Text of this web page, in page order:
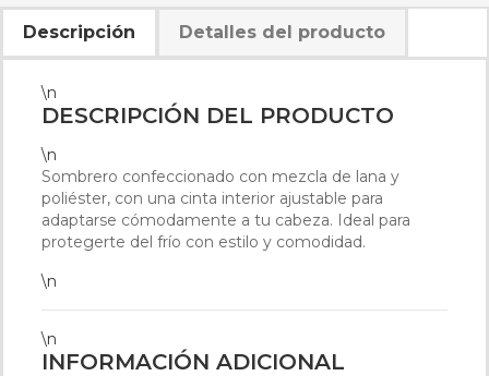
Descripción Detalles del producto
\n
DESCRIPCIÓN DEL PRODUCTO
\n
Sombrero confeccionado con mezcla de lana y
poliéster, con una cinta interior ajustable para
adaptarse cómodamente a tu cabeza. Ideal para
protegerte del frío con estilo y comodidad.
\n
\n
INFORMACIÓN ADICIONAL